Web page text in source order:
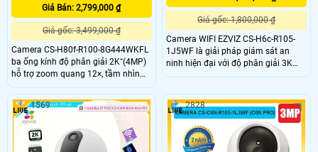
Giá Bán: 2,799,000 ₫
Giá gốc: 3,499,000 ₫
Camera CS-H80f-R100-8G444WKFL
ba ống kính độ phân giải 2K⁺(4MP)
hỗ trợ zoom quang 12×, tầm nhìn
hồng ngoại 30m và có màu ban
đêm lên đến 20m. Camera quay
xoay 360° tích hợp đàm thoại hai
chiều, còi báo động và đèn chớp
giúp tăng cường an ninh. Chuẩn
IP67 đảm bảo khả năng chống bụi,
Giá gốc: 1,800,000 ₫
Camera WIFI EZVIZ CS-H6c-R105-
1J5WF là giải pháp giám sát an
ninh hiện đại với độ phân giải 3K
sắc nét, ống kính 4mm @ F1. 6 cho
trang bị công nghệ phát hiện
chuyển động, hình dạng con người,
âm thanh bất thường và chế độ
tuần tra. Hỗ trợ nén video H
1569 2828